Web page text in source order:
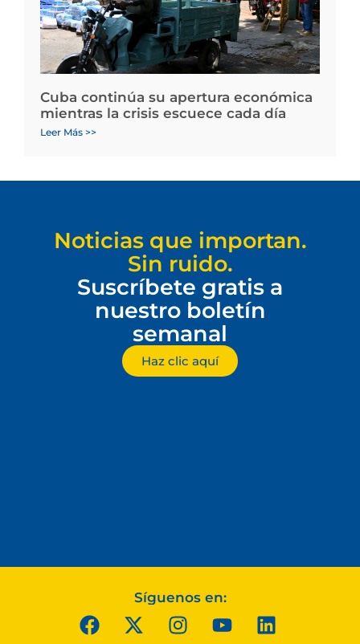
Cuba continúa su apertura económica
mientras la crisis escuece cada día
Leer Más >>
Noticias que importan.
Sin ruido.
Suscríbete gratis a
nuestro boletín
semanal
Haz clic aquí
Síguenos en: